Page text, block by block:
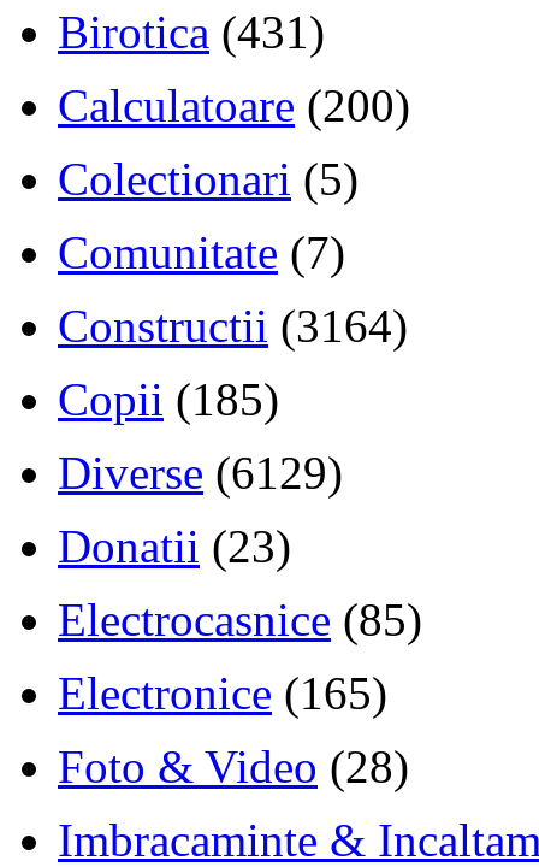
Birotica (431)
Calculatoare (200)
Colectionari (5)
Comunitate (7)
Constructii (3164)
Copii (185)
Diverse (6129)
Donatii (23)
Electrocasnice (85)
Electronice (165)
Foto & Video (28)
Imbracaminte &